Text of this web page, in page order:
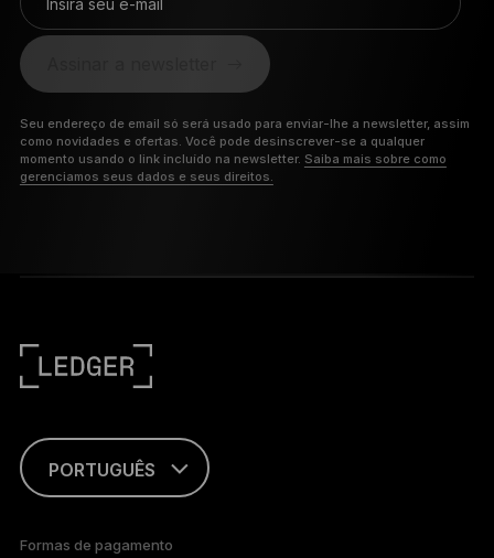
Seu endereço de email só será usado para enviar-lhe a newsletter, assim
como novidades e ofertas. Você pode desinscrever-se a qualquer
momento usando o link incluído na newsletter. Saiba mais sobre como
gerenciamos seus dados e seus direitos.
PORTUGUÊS
Formas de pagamento